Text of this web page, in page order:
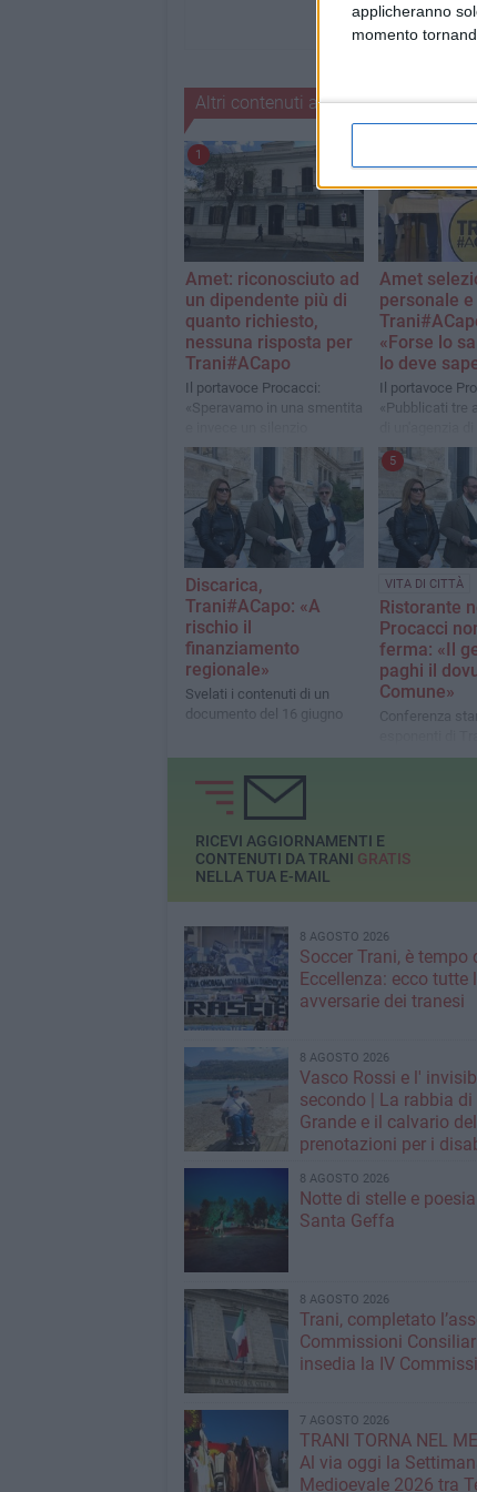
applicheranno
momento
Altri contenuti a tema
1
Amet: riconosciuto ad
un dipendente più di
quanto richiesto,
nessuna risposta per
Trani#ACapo
Il portavoce Procacci:
«Speravamo in una smentita
assordante»
Amet
personale e
«Forse lo
lo deve
Il portavoce
«Pubblicati tre
scadono il 6
Discarica,
Trani#ACapo: «A
rischio il
finanziamento
regionale»
Svelati i contenuti di un
documento del 16 giugno
5
VITA DI CITTÀ
Ristorante
Procacci
ferma: «Il
paghi il
Comune»
Conferenza
esponenti di
per replicare al
RICEVI AGGIORNAMENTI E
CONTENUTI DA TRANI GRATIS
NELLA TUA E-MAIL
8 AGOSTO 2026
Soccer Trani, è tempo
Eccellenza: ecco tutte
avversarie dei tranesi
8 AGOSTO 2026
Vasco Rossi e l'
secondo | La rabbia di
Grande e il calvario
prenotazioni per i
8 AGOSTO 2026
Notte di stelle e
Santa Geffa
8 AGOSTO 2026
Trani, completato
Commissioni
insedia la IV
7 AGOSTO 2026
TRANI TORNA NEL
Al via oggi la
Medioevale 2026 tra